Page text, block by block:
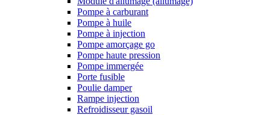
Pompe à carburant
Pompe à huile
Pompe à injection
Pompe amorçage go
Pompe haute pression
Pompe immergée
Porte fusible
Poulie damper
Rampe injection
Refroidisseur gasoil